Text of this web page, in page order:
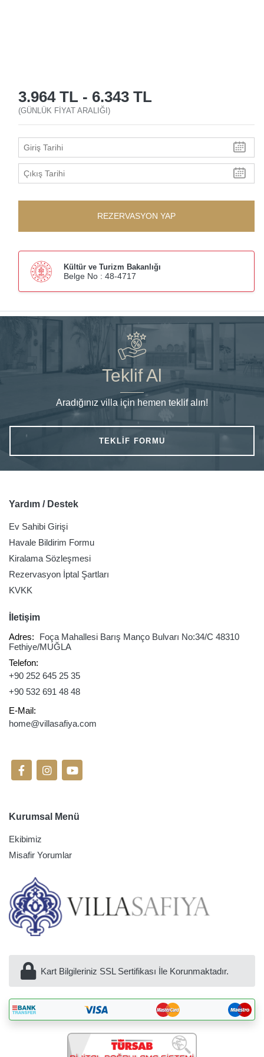
3.964 TL - 6.343 TL
(GÜNLÜK FIYAT ARALIĞI)
REZERVASYON YAP
Kültür ve Turizm Bakanlığı
Belge No : 48-4717
Teklif Al
Aradığınız villa için hemen teklif alın!
TEKLIF FORMU
Yardım / Destek
Ev Sahibi Girişi
Havale Bildirim Formu
Kiralama Sözleşmesi
Rezervasyon İptal Şartları
KVKK
İletişim
Adres:
Foça Mahallesi Barış Manço Bulvarı No:34/C 48310
Fethiye/MUĞLA
Telefon:
+90 252 645 25 35
+90 532 691 48 48
E-Mail:
home@villasafiya.com
Kurumsal Menü
Ekibimiz
Misafir Yorumlar
Kart Bilgileriniz SSL Sertifikası İle Korunmaktadır.